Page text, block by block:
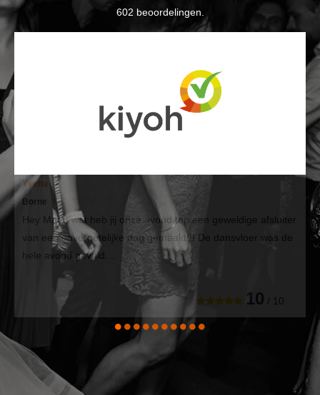
602 beoordelingen.
Yvette
Borne 31-07-2026
Hey Marc, wat heb jij onze avond top een geweldige afsluiter
van een onvergetelijke dag gemaakt!!! De dansvloer was de
hele avond gevuld....
10 / 10